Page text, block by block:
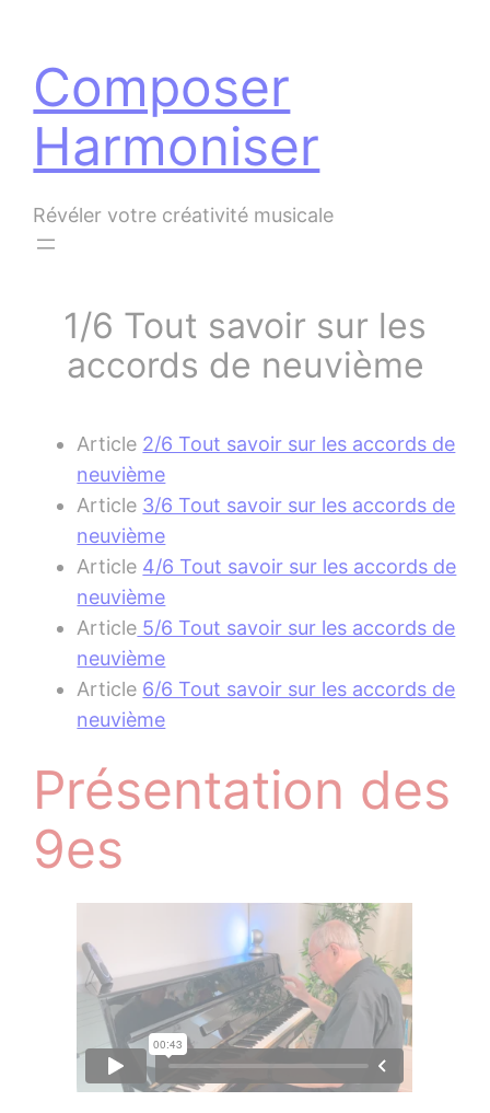
contenu
Composer
Harmoniser
Révéler votre créativité musicale
1/6 Tout savoir sur les
accords de neuvième
Article 2/6 Tout savoir sur les accords de
neuvième
Article 3/6 Tout savoir sur les accords de
neuvième
Article 4/6 Tout savoir sur les accords de
neuvième
Article 5/6 Tout savoir sur les accords de
neuvième
Article 6/6 Tout savoir sur les accords de
neuvième
Présentation des
9es